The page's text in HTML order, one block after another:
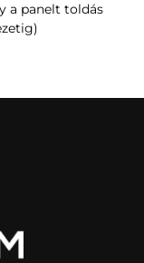
a panelt toldás